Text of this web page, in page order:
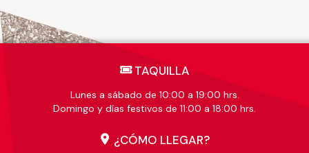
TAQUILLA
Lunes a sábado de 10:00 a 19:00 hrs.
Domingo y días festivos de 11:00 a 18:00 hrs.
¿CÓMO LLEGAR?